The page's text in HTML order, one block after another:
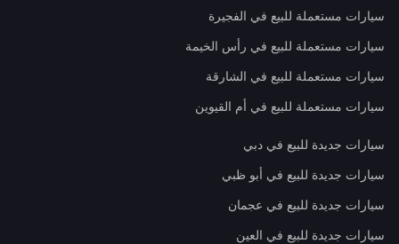
سيارات مستعملة للبيع في الفجيرة
سيارات مستعملة للبيع في رأس الخيمة
سيارات مستعملة للبيع في الشارقة
سيارات مستعملة للبيع في أم القيوين
سيارات جديدة للبيع في دبي
سيارات جديدة للبيع في أبو ظبي
سيارات جديدة للبيع في عجمان
سيارات جديدة للبيع في العين